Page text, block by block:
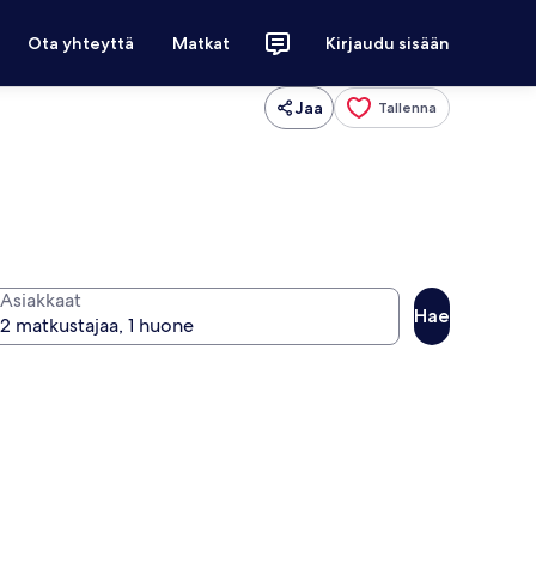
Ota yhteyttä Matkat Kirjaudu sisään
Jaa Tallenna
Asiakkaat
Hae